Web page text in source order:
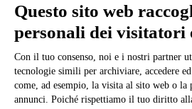
Ufficio Relazioni con il Pubblico
Dichiarazione di accessibilità
Obiettivi di accessibilità
Gestione consensi cookie
Amministrazione trasparente
Pagina visualizzata
2452 volte
Questo sito web
personali dei visitatori
Con il tuo consenso, noi e i nostri partner
tecnologie simili per archiviare, accedere
come, ad esempio, la visita al sito web o la
annunci. Poiché rispettiamo il tuo diritto